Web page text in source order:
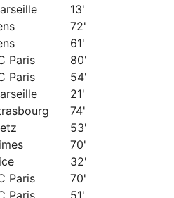
13'
72'
61'
Paris
80'
Paris
54'
21'
74'
53'
70'
32'
Paris
70'
Paris 51'